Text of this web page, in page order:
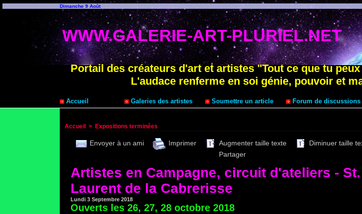
Dimanche 9 Août
WWW.GALERIE-ART-PLURIEL.NET
Portail des créateurs d'art et artistes "Tout ce que tu
L'audace renferme en soi génie, pouvoir et
Accueil Galeries des artistes Soumettre un article Forum de discussions
Accueil > Expositions terminées
Envoyer à un ami Imprimer Augmenter taille texte
Diminuer taille
Partager
Artistes en Campagne, circuit d'ateliers - St.
Laurent de la Cabrerisse
Lundi 3 Septembre 2018
Ouverts les 26, 27, 28 octobre 2018